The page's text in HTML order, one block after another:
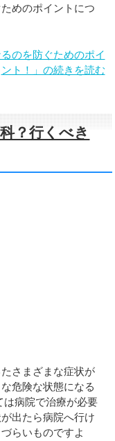
めのポイントにつ
のを防ぐためのポイ
ント！」の続きを読む
？行くべき
さまざまな症状が
危険な状態になる
は病院で治療が必要
出たら病院へ行け
らいものですよ